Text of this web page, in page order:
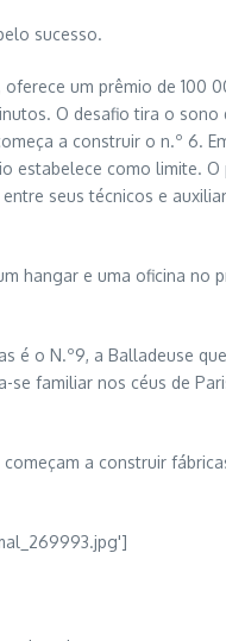
sucesso.
um prêmio de 100
O desafio tira o
a construir o n.º 6.
estabelece como limite.
seus técnicos e
hangar e uma oficina no
é o N.º9, a Balladeuse
familiar nos céus de
a construir